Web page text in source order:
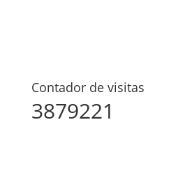
Contador de visitas
3879221